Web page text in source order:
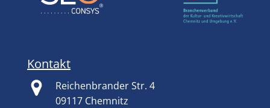
Kontakt
Reichenbrander Str. 4
09117 Chemnitz